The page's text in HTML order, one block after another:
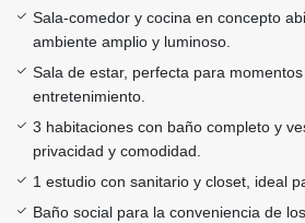
Sala-comedor y cocina en concepto
ambiente amplio y luminoso.
Sala de estar, perfecta para
entretenimiento.
3 habitaciones con baño completo y
privacidad y comodidad.
1 estudio con sanitario y closet, ideal
Baño social para la conveniencia de